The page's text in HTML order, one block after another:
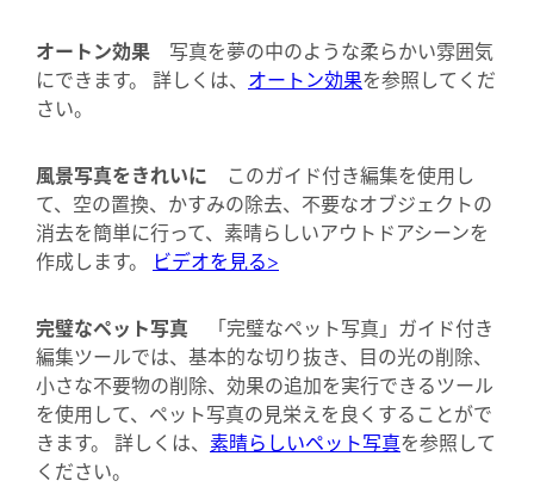
オートン効果
写真を夢の中のような柔らかい雰囲気
にできます。 詳しくは、 オートン効果を参照してくだ
さい。
風景写真をきれいに
このガイド付き編集を使用し
て、空の置換、かすみの除去、不要なオブジェクトの
消去を簡単に行って、素晴らしいアウトドアシーンを
作成します。
ビデオを見る>
完璧なペット写真
「完璧なペット写真」ガイド付き
編集ツールでは、基本的な切り抜き、目の光の削除、
小さな不要物の削除、効果の追加を実行できるツール
を使用して、ペット写真の見栄えを良くすることがで
きます。 詳しくは、 素晴らしいペット写真を参照して
ください。